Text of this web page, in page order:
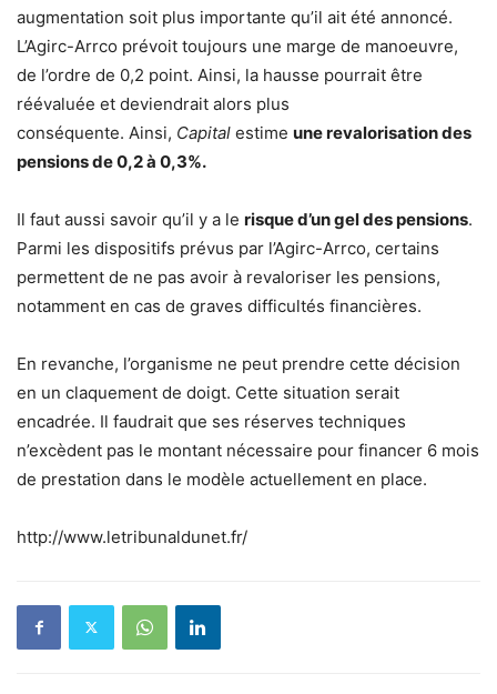
augmentation soit plus importante qu’il ait été annoncé.
L’Agirc-Arrco prévoit toujours une marge de manoeuvre,
de l’ordre de 0,2 point. Ainsi, la hausse pourrait être
réévaluée et deviendrait alors plus
conséquente. Ainsi, Capital estime une revalorisation des
pensions de 0,2 à 0,3%.
Il faut aussi savoir qu’il y a le risque d’un gel des pensions.
Parmi les dispositifs prévus par l’Agirc-Arrco, certains
permettent de ne pas avoir à revaloriser les pensions,
notamment en cas de graves difficultés financières.
En revanche, l’organisme ne peut prendre cette décision
en un claquement de doigt. Cette situation serait
encadrée. Il faudrait que ses réserves techniques
n’excèdent pas le montant nécessaire pour financer 6 mois
de prestation dans le modèle actuellement en place.
http://www.letribunaldunet.fr/